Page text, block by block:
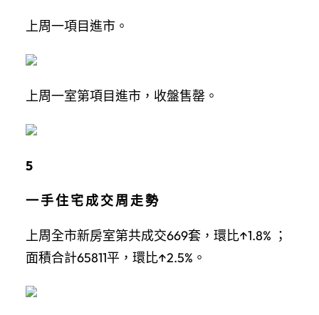
上周一項目進市。
上周一室第項目進市，收盤售罄。
5
一 手 住 宅 成 交 周 走 勢
上周全市新房室第共成交669套，環比↑1.8% ；
面積合計65811平，環比↑2.5%。